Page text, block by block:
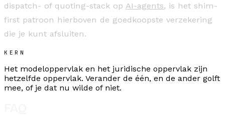
dispatch- of quoting-stack op AI-agents, is het shim-
first patroon hierboven de goedkoopste verzekering
die je kunt afsluiten.
KERN
Het modeloppervlak en het juridische oppervlak zijn
hetzelfde oppervlak. Verander de één, en de ander golft
mee, of je dat nu wilde of niet.